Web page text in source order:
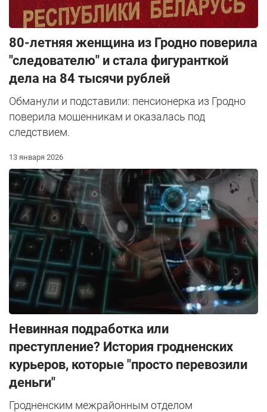
80-летняя женщина из Гродно поверила
"следователю" и стала фигуранткой
дела на 84 тысячи рублей
Обманули и подставили: пенсионерка из Гродно
поверила мошенникам и оказалась под
следствием.
13 января 2026
Невинная подработка или
преступление? История гродненских
курьеров, которые "просто перевозили
деньги"
Гродненским межрайонным отделом